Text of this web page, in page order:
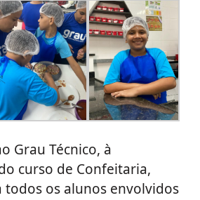
Grau Técnico, à
curso de Confeitaria,
todos os alunos envolvidos